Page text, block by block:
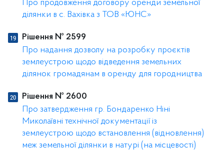
Про продовження договору оренди земельної
ділянки в с. Вахівка з ТОВ «ЮНС»
Рішення № 2599
Про надання дозволу на розробку проєктів
землеустрою щодо відведення земельних
ділянок громадянам в оренду для городництва
Рішення № 2600
Про затвердження гр. Бондаренко Ніні
Миколаївні технічної документації із
землеустрою щодо встановлення (відновлення)
меж земельної ділянки в натурі (на місцевості)